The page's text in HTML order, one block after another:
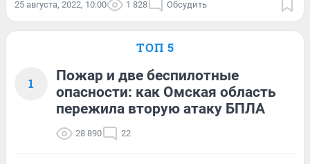
25 августа, 2022, 10:00 1 828 Обсудить
ТОП 5
1
Пожар и две беспилотные
опасности: как Омская область
пережила вторую атаку БПЛА
28 890 22